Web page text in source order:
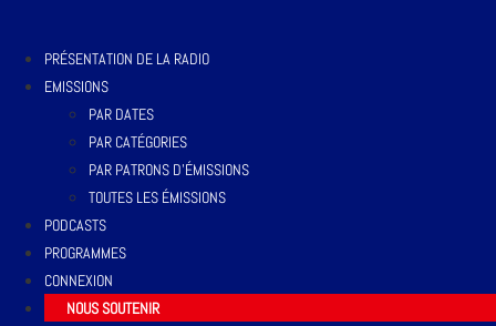
PRÉSENTATION DE LA RADIO
EMISSIONS
PAR DATES
PAR CATÉGORIES
PAR PATRONS D’ÉMISSIONS
TOUTES LES ÉMISSIONS
PODCASTS
PROGRAMMES
CONNEXION
NOUS SOUTENIR